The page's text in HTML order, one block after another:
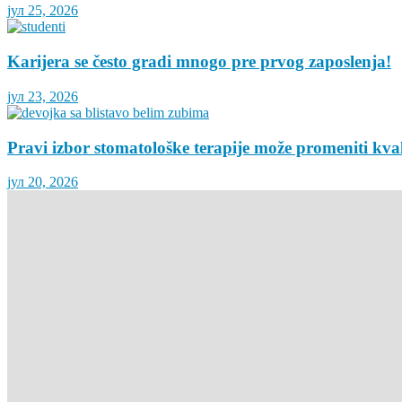
јул 25, 2026
Karijera se često gradi mnogo pre prvog zaposlenja!
јул 23, 2026
Pravi izbor stomatološke terapije može promeniti
јул 20, 2026